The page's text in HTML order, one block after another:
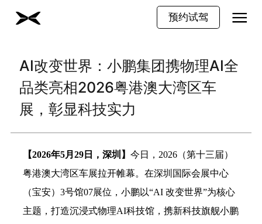
预约试驾
AI改变世界：小鹏集团携物理AI全
品类亮相2026粤港澳大湾区车
展，彰显科技实力
【2026年5月29日，深圳】今日， 2026（第十三届）
粤港澳大湾区车展拉开帷幕。在深圳国际会展中心
（宝安）3号馆07展位，小鹏以“AI 改变世界”为核心
主题，打造沉浸式物理AI科技馆，携新科技旗舰小鹏